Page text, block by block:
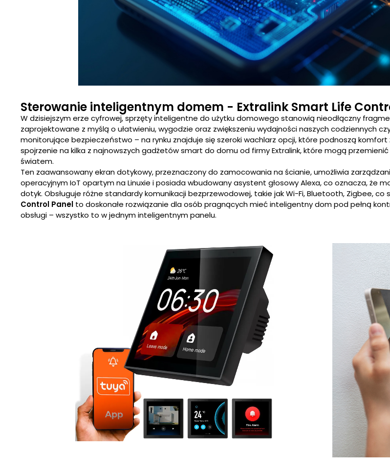
Sterowanie inteligentnym domem - Extralink Smart Life
W dzisiejszym erze cyfrowej, sprzęty inteligentne do użytku domowego stanowią nieodłączny
zaprojektowane z myślą o ułatwieniu, wygodzie oraz zwiększeniu wydajności naszych codziennych
monitorujące bezpieczeństwo – na rynku znajduje się szeroki wachlarz opcji, które podnoszą
spojrzenie na kilka z najnowszych gadżetów smart do domu od firmy Extralink, które mogą
światem.
Ten zaawansowany ekran dotykowy, przeznaczony do zamocowania na ścianie, umożliwia
operacyjnym IoT opartym na Linuxie i posiada wbudowany asystent głosowy Alexa, co oznacza, że
dotyk. Obsługuje różne standardy komunikacji bezprzewodowej, takie jak Wi-Fi, Bluetooth, Zigbee,
Control Panel to doskonałe rozwiązanie dla osób pragnących mieć inteligentny dom pod pełną
obsługi – wszystko to w jednym inteligentnym panelu.